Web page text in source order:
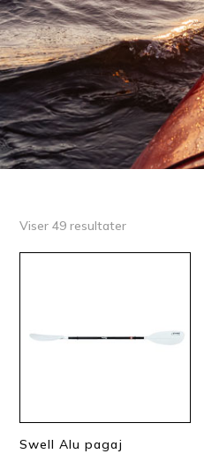
Viser 49 resultater
Swell Alu pagaj